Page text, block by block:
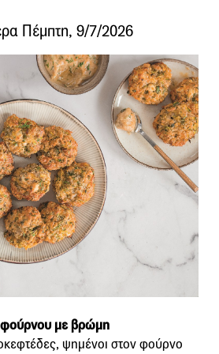
Πέμπτη, 9/7/2026
με βρώμη
ψημένοι στον φούρνο